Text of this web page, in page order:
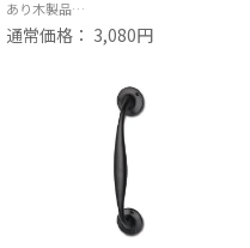
あり木製品…
通常価格： 3,080円